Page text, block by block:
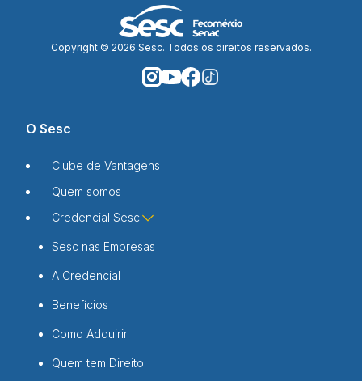
Copyright © 2026 Sesc. Todos os direitos reservados.
O Sesc
Clube de Vantagens
Quem somos
Credencial Sesc
Sesc nas Empresas
A Credencial
Benefícios
Como Adquirir
Quem tem Direito